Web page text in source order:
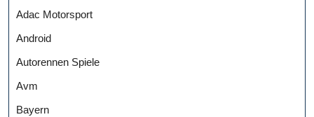
Adac Motorsport
Android
Autorennen Spiele
Avm
Bayern